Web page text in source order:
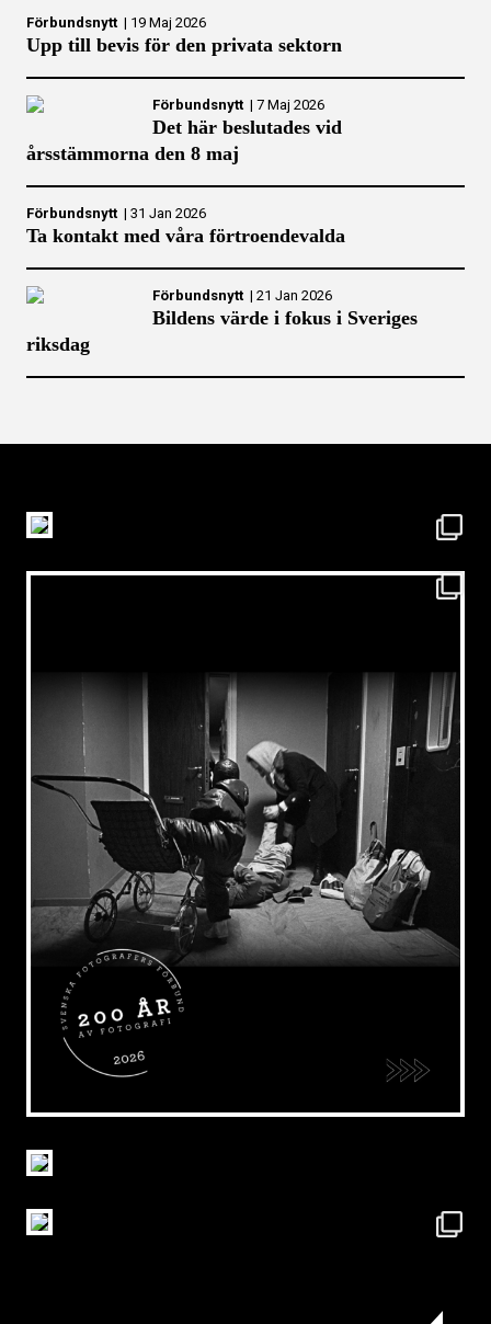
Förbundsnytt | 19 Maj 2026
Upp till bevis för den privata sektorn
Förbundsnytt | 7 Maj 2026
Det här beslutades vid
årsstämmorna den 8 maj
Förbundsnytt | 31 Jan 2026
Ta kontakt med våra förtroendevalda
Förbundsnytt | 21 Jan 2026
Bildens värde i fokus i Sveriges
riksdag